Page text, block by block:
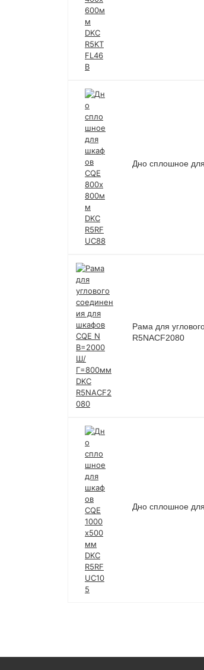
Дно сплошное
Рама для
R5NACF2080
Дно сплошное